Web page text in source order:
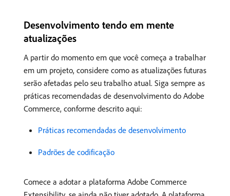
Desenvolvimento tendo em mente
atualizações
A partir do momento em que você começa a trabalhar
em um projeto, considere como as atualizações futuras
serão afetadas pelo seu trabalho atual. Siga sempre as
práticas recomendadas de desenvolvimento do Adobe
Commerce, conforme descrito aqui:
Práticas recomendadas de desenvolvimento
Padrões de codificação
Comece a adotar a plataforma Adobe Commerce